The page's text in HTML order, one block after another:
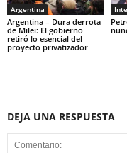
Argentina
Argentina – Dura derrota
de Milei: El gobierno
retiró lo esencial del
proyecto privatizador
DEJA UNA RESPUESTA